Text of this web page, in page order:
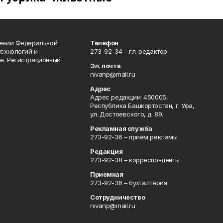
Федеральной
и
Регистрационный
Телефон
273-92-34 – гл. редактор
Эл. почта
nivanp@mail.ru
Адрес
Адрес редакции: 450005,
Республика Башкортостан, г. Уфа,
ул. Достоевского, д. 89.
Рекламная служба
273-92-36 – приём рекламы
Редакция
273-92-38 – корреспонденты
Приемная
273-92-36 – бухгалтерия
Сотрудничество
nivanp@mail.ru